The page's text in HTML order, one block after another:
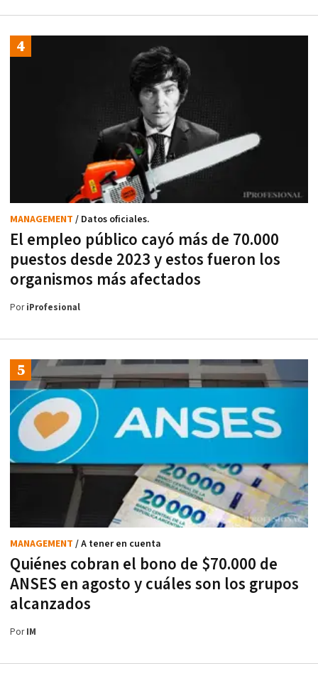
El empleo público cayó más de 70.000
puestos desde 2023 y estos fueron los
organismos más afectados
MANAGEMENT / Datos oficiales.
PoriProfesional
Quiénes cobran el bono de $70.000 de
ANSES en agosto y cuáles son los grupos
alcanzados
MANAGEMENT / A tener en cuenta
PorIM